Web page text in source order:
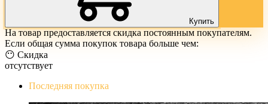
Купить
На товар предоставляется скидка постоянным покупателям.
Если общая сумма покупок товара больше чем:
😶 Скидка
отсутствует
Последняя покупка